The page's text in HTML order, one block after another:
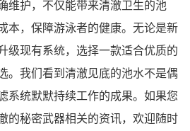
维护，不仅能带来清澈卫生的池
本，保障游泳者的健康。无论是新
级现有系统，选择一款适合优质的
。我们看到清澈见底的池水不是偶
系统默默持续工作的成果。如果您
的秘密武器相关的资讯，欢迎随时